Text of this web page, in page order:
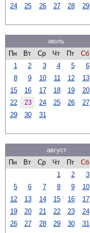
24
25 26 27 28 29
июль
Пн
Вт Ср Чт Пт Сб
1
2 3 4 5 6
8
9 10 11 12 13
15
16 17 18 19 20
22
23 24 25 26 27
29
30 31
август
Пн
Вт Ср Чт Пт Сб
1
2 3
5
6 7 8 9 10
12
13 14 15 16 17
19
20 21 22 23 24
26
27 28 29 30 31